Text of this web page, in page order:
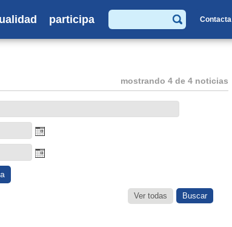
participa
Buscar
Contacta
mostrando 4 de 4 noticias
Ver todas